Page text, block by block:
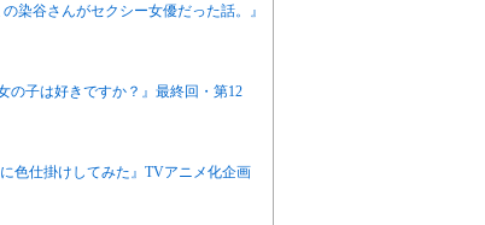
染谷さんがセクシー女優だった話。』
の子は好きですか？』最終回・第12
色仕掛けしてみた』TVアニメ化企画